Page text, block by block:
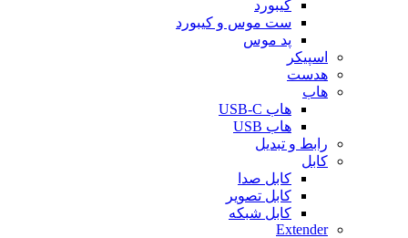
کیبورد
ست موس و کیبورد
پد موس
اسپیکر
هدست
هاب
هاب USB-C
هاب USB
رابط و تبدیل
کابل
کابل صدا
کابل تصویر
کابل شبکه
Extender